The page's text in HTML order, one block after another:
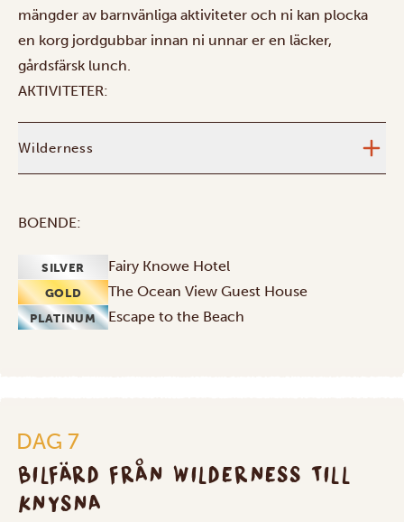
mängder av barnvänliga aktiviteter och ni kan plocka
en korg jordgubbar innan ni unnar er en läcker,
gårdsfärsk lunch.
AKTIVITETER:
Wilderness
BOENDE:
SILVER Fairy Knowe Hotel
GOLD The Ocean View Guest House
PLATINUM Escape to the Beach
DAG 7
BILFÄRD FRÅN WILDERNESS TILL
KNYSNA